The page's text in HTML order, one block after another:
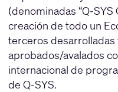
(denominadas “Q-
creación de todo un
terceros desarrolladas
aprobados/avalados
internacional de
de Q-SYS.